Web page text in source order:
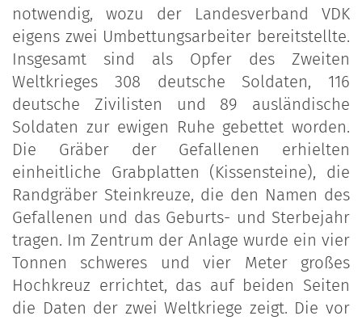
notwendig, wozu der Landesverband VDK
eigens zwei Umbettungsarbeiter bereitstellte.
Insgesamt sind als Opfer des Zweiten
Weltkrieges 308 deutsche Soldaten, 116
deutsche Zivilisten und 89 ausländische
Soldaten zur ewigen Ruhe gebettet worden.
Die Gräber der Gefallenen erhielten
einheitliche Grabplatten (Kissensteine), die
Randgräber Steinkreuze, die den Namen des
Gefallenen und das Geburts- und Sterbejahr
tragen. Im Zentrum der Anlage wurde ein vier
Tonnen schweres und vier Meter großes
Hochkreuz errichtet, das auf beiden Seiten
die Daten der zwei Weltkriege zeigt. Die vor